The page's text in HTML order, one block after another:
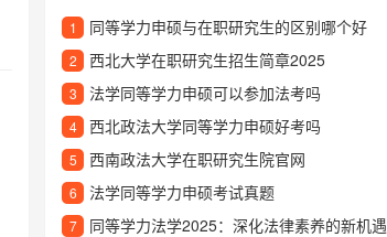
1 同等学力申硕与在职研究生的区别哪个好
2 西北大学在职研究生招生简章2025
3 法学同等学力申硕可以参加法考吗
4 西北政法大学同等学力申硕好考吗
5 西南政法大学在职研究生院官网
6 法学同等学力申硕考试真题
7 同等学力法学2025：深化法律素养的新机遇